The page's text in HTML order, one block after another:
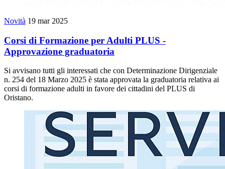
Novità 19 mar 2025
Corsi di Formazione per Adulti PLUS -
Approvazione graduatoria
Si avvisano tutti gli interessati che con Determinazione Dirigenziale
n. 254 del 18 Marzo 2025 è stata approvata la graduatoria relativa ai
corsi di formazione adulti in favore dei cittadini del PLUS di
Oristano.